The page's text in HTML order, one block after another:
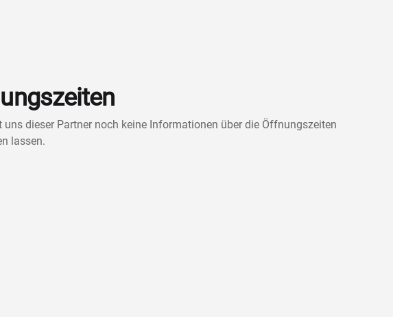
uns dieser Partner noch keine Informationen über die Öffnungszeiten
lassen.